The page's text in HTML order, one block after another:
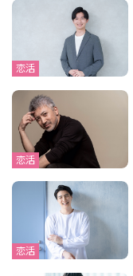
恋活
恋活
恋活